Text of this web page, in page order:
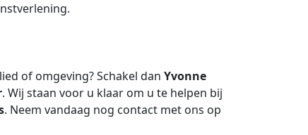
of omgeving? Schakel dan Yvonne
. Wij staan voor u klaar om u te helpen bij
. Neem vandaag nog contact met ons op